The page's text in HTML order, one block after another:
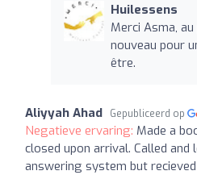
Huilessens
Merci Asma,
nouveau pour
être.
Aliyyah Ahad Gepubliceerd op
Negatieve ervaring: Made a
closed upon arrival. Called
answering system but